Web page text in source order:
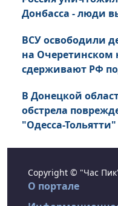
Донбасса - люди
ВСУ освободили
на Очеретинском
сдерживают РФ
В Донецкой
обстрела
"Одесса-
Copyright © "Час
О портале